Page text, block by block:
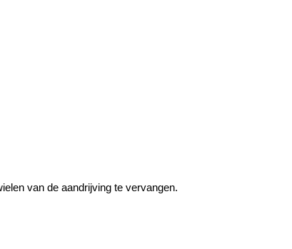
van de aandrijving te vervangen.